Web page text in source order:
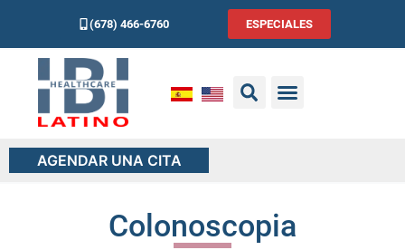
(678) 466-6760 ESPECIALES
AGENDAR UNA CITA
Colonoscopia